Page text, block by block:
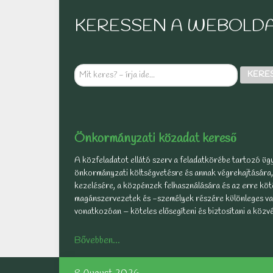
KERESSEN A
Mit
keres?
ide...
Önkormányzati közadat kereső
A közfeladatot ellátó szerv a feladatkörébe tartozó
önkormányzati költségvetésre és annak
kezelésére, a közpénzek felhasználására és az erre
magánszervezetek és -személyek részére különleges
vonatkozóan – köteles elősegíteni és biztosítani a
Bővebben...